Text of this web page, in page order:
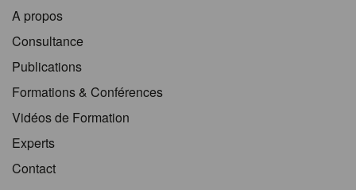
A propos
Consultance
Publications
Formations & Conférences
Vidéos de Formation
Experts
Contact